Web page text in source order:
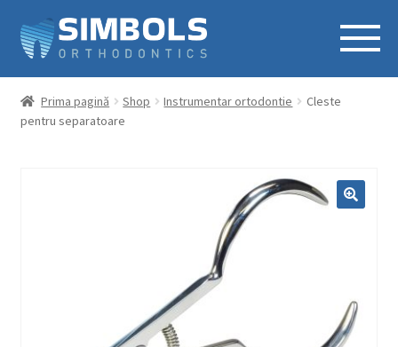
Prima pagină Shop Instrumentar ortodontie
Cleste
pentru separatoare